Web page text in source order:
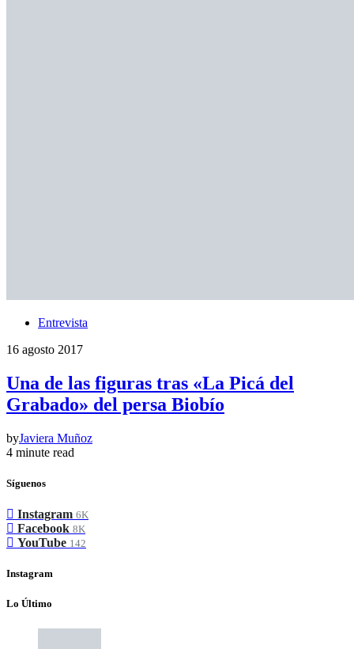
Entrevista
16 agosto 2017
Una de las figuras tras «La Picá del
Grabado» del persa Biobío
byJaviera Muñoz
4 minute read
Síguenos
Instagram 6K
Facebook 8K
YouTube 142
Instagram
Lo Último